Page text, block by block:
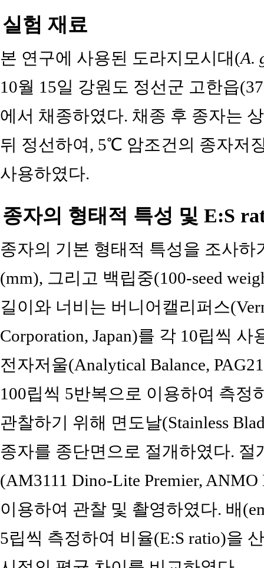
실험 재료
본 연구에 사용된 도라지모시대(A.
10월 15일 강원도 정선군 고한읍
에서 채종하였다. 채종 후 종자는
뒤 정선하여, 5℃ 암조건의 종자저
사용하였다.
종자의 형태적 특성 및 E:S
종자의 기본 형태적 특성을 조사
(mm), 그리고 백립중(100-seed
길이와 너비는 버니어캘리퍼스
Corporation, Japan)를 각 10립씩
전자저울(Analytical Balance,
100립씩 5반복으로 이용하여 측정
관찰하기 위해 면도날(Stainless
종자를 종단면으로 절개하였다.
(AM3111 Dino-Lite Premier, ANMO
이용하여 관찰 및 촬영하였다. 배
5립씩 측정하여 비율(E:S ratio)을